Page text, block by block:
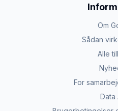
Om
Sådan
Alle
For
Data